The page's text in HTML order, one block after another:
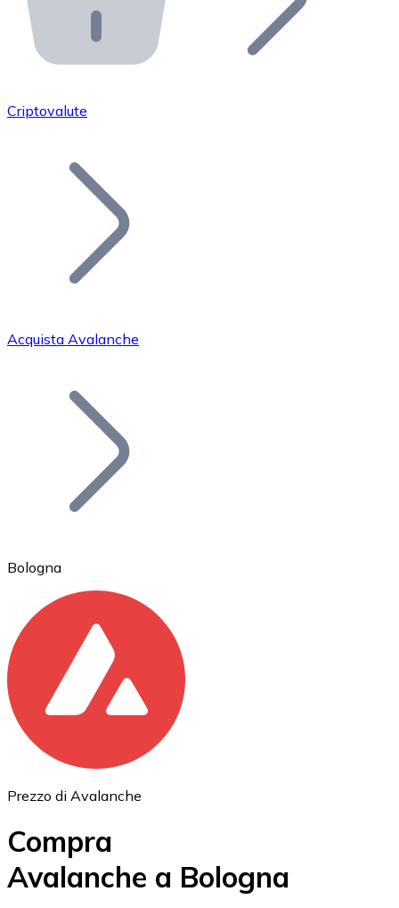
API Bitnovo
Integra la nostra API nel tuo ecosistema.
Unisciti alla nostra rete di rivenditori e
Aggiungi il token del tuo progetto al nostro servizio di
Bitcoin
Ethereum
ETH
Criptovalute
Acquista Avalanche
Bologna
Prezzo di Avalanche
Compra
Avalanche a Bologna